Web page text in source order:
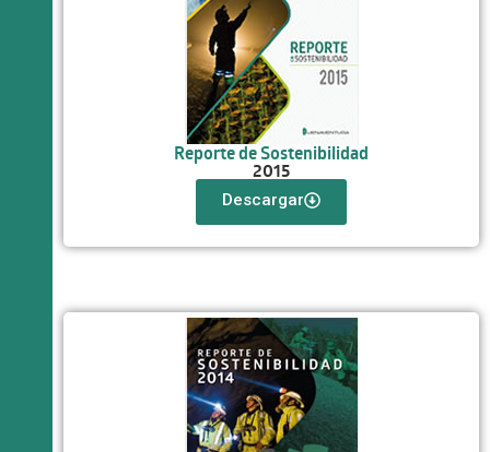
Reporte de Sostenibilidad
2015
Descargar